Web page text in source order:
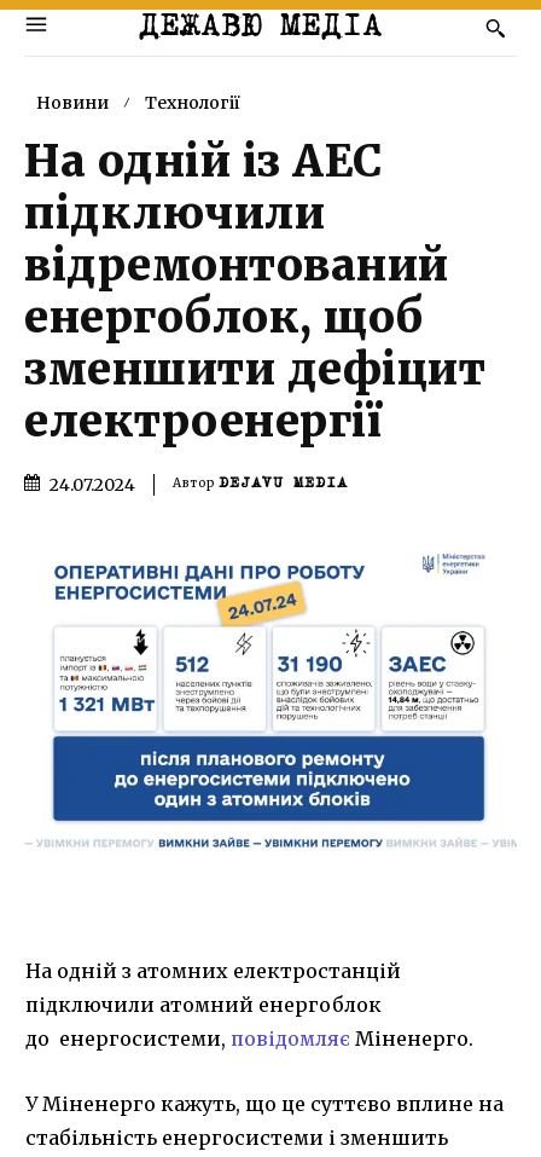
ДЕЖАВЮ МЕДІА
Новини Технології
На одній із АЕС
підключили
відремонтований
енергоблок, щоб
зменшити дефіцит
електроенергії
24.07.2024 Автор DEJAVU MEDIA
На одній з атомних електростанцій
підключили атомний енергоблок
до енергосистеми, повідомляє Міненерго.
У Міненерго кажуть, що це суттєво вплине на
стабільність енергосистеми і зменшить